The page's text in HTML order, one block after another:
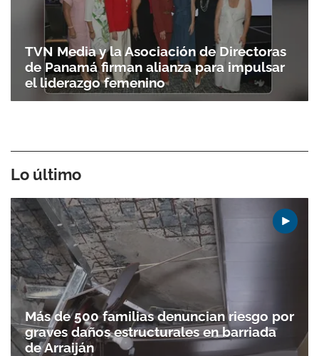
TVN Media y la Asociación de Directoras
de Panamá firman alianza para impulsar
el liderazgo femenino
Lo último
Más de 500 familias denuncian riesgo por
graves daños estructurales en barriada
de Arraiján